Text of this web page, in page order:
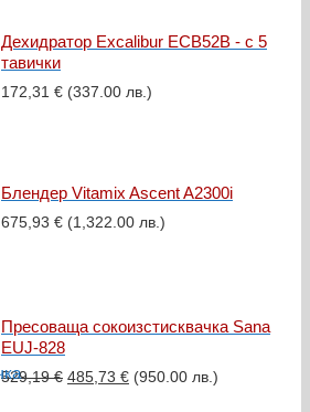
Дехидратор Excalibur ECB52B - с 5
тавички
172,31 € (337.00 лв.)
Блендер Vitamix Ascent A2300i
675,93 € (1,322.00 лв.)
Пресоваща сокоизстисквачка Sana
EUJ-828
529,19€ Original
485,73 €Текущата
(950.00 лв.)